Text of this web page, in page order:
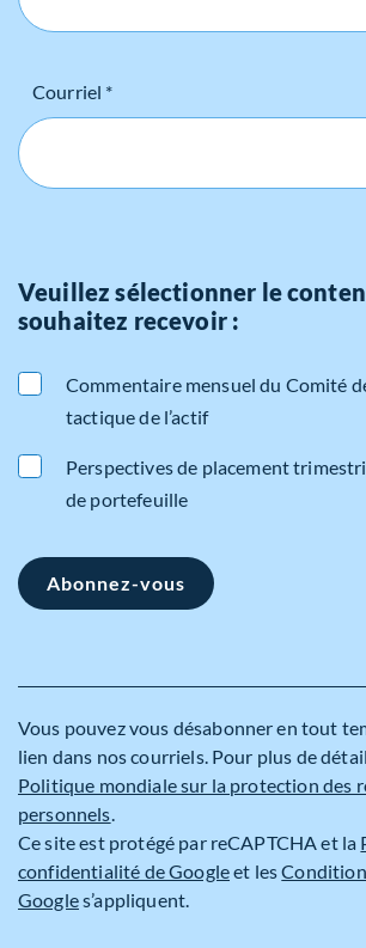
Courriel *
Veuillez sélectionner le
souhaitez recevoir :
Commentaire mensuel du Comité
tactique de l’actif
Perspectives de placement
de portefeuille
Abonnez-vous
Vous pouvez vous désabonner en tout
lien dans nos courriels. Pour plus de
Politique mondiale sur la protection des
personnels.
Ce site est protégé par reCAPTCHA et la
confidentialité de Googleet les
Googles’appliquent.